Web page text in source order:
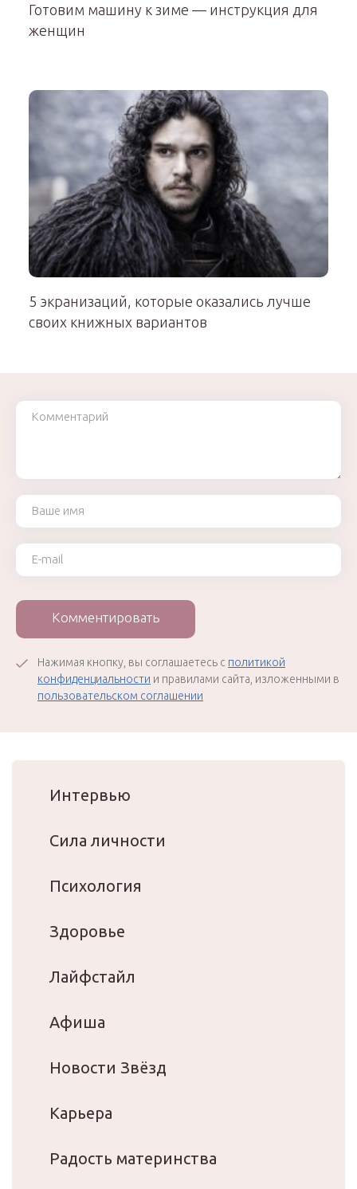
Готовим машину к зиме — инструкция для
женщин
5 экранизаций, которые оказались лучше
своих книжных вариантов
Комментарий
Ваше имя
Ваш e-mail
Комментировать
Нажимая кнопку, вы соглашаетесь с политикой
конфиденциальности и правилами сайта, изложенными в
пользовательском соглашении
Интервью
Сила личности
Психология
Здоровье
Лайфстайл
Афиша
Новости Звёзд
Карьера
Радость материнства